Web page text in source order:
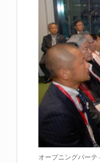
オープニングパー